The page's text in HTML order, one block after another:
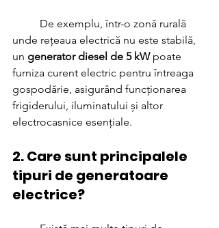
unde rețeaua electrică nu este stabilă,
un generator diesel de 5 kW poate
furniza curent electric pentru întreaga
gospodărie, asigurând funcționarea
frigiderului, iluminatului și altor
electrocasnice esențiale.
2. Care sunt principalele
tipuri de generatoare
electrice?